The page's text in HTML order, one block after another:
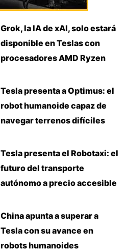
Grok, la IA de xAI, solo estará
disponible en Teslas con
procesadores AMD Ryzen
Tesla presenta a Optimus: el
robot humanoide capaz de
navegar terrenos difíciles
Tesla presenta el Robotaxi: el
futuro del transporte
autónomo a precio accesible
China apunta a superar a
Tesla con su avance en
robots humanoides